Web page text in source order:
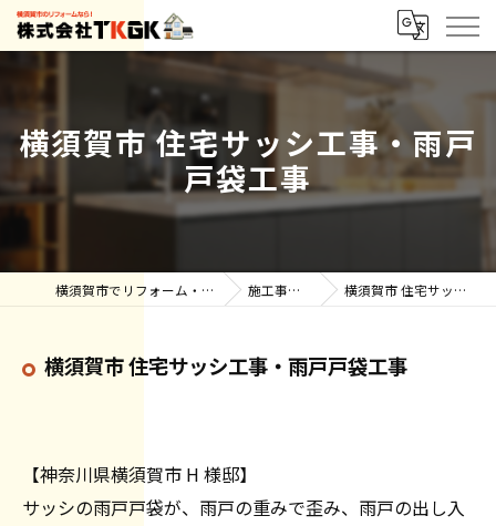
横須賀市 住宅サッシ工事・雨戸
戸袋工事
横須賀市でリフォーム・雨漏りなら株式会社TKGK 施工事例【ブログ】 横須賀市 住宅サッシ工事・雨戸戸袋工事
横須賀市 住宅サッシ工事・雨戸戸袋工事
【神奈川県横須賀市 H 様邸】
サッシの雨戸戸袋が、雨戸の重みで歪み、雨戸の出し入